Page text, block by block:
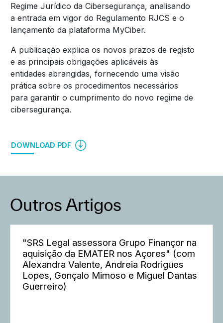
Regime Jurídico da Cibersegurança, analisando
a entrada em vigor do Regulamento RJCS e o
lançamento da plataforma MyCiber.
A publicação explica os novos prazos de registo
e as principais obrigações aplicáveis às
entidades abrangidas, fornecendo uma visão
prática sobre os procedimentos necessários
para garantir o cumprimento do novo regime de
cibersegurança.
DOWNLOAD PDF
Outros Artigos
"SRS Legal assessora Grupo Finançor na
aquisição da EMATER nos Açores" (com
Alexandra Valente, Andreia Rodrigues
Lopes, Gonçalo Mimoso e Miguel Dantas
Guerreiro)